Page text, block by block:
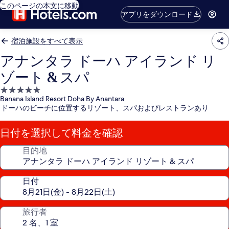
このページの本文に移動
アプリをダウンロード
宿泊施設をすべて表示
アナンタラ ドーハ アイランド リ
ゾート & スパ
5.0
つ
星
宿
泊
施
Banana Island Resort Doha By Anantara
ドーハのビーチに位置するリゾート、スパおよびレストランあり
日付を選択して料金を確認
目的地
日付
旅行者